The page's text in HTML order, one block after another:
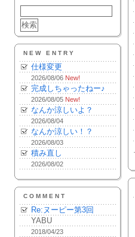
NEW ENTRY
仕様変更
2026/08/06 New!
完成しちゃったねー♪
2026/08/05 New!
なんか涼しいよ？
2026/08/04
なんか涼しい！？
2026/08/03
積み直し
2026/08/02
COMMENT
Re:ヌーピー第3回
YABU
2018/04/23